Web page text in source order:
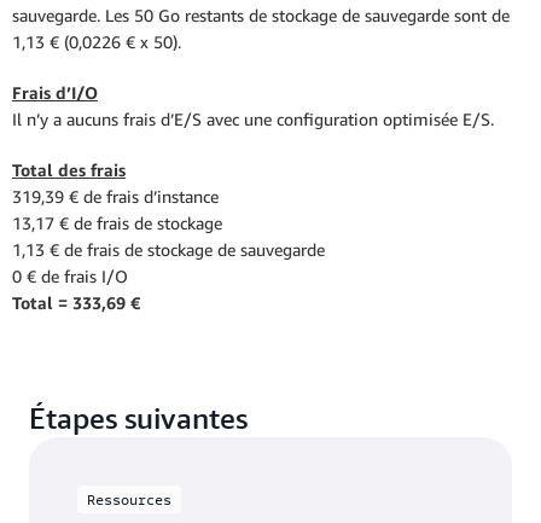
sauvegarde. Les 50 Go restants de stockage de sauvegarde sont de
1,13 € (0,0226 € x 50).
Frais d’I/O
Il n’y a aucuns frais d’E/S avec une configuration optimisée E/S.
Total des frais
319,39 € de frais d’instance
13,17 € de frais de stockage
1,13 € de frais de stockage de sauvegarde
0 € de frais I/O
Total = 333,69 €
Étapes suivantes
Ressources